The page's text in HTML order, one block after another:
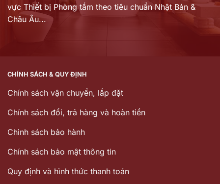
vực Thiết bị Phòng tắm theo tiêu chuẩn Nhật Bản &
Châu Âu...
CHÍNH SÁCH & QUY ĐỊNH
Chính sách vận chuyển, lắp đặt
Chính sách đổi, trả hàng và hoàn tiền
Chinh sách bảo hành
Chính sách bảo mật thông tin
Quy định và hình thức thanh toán